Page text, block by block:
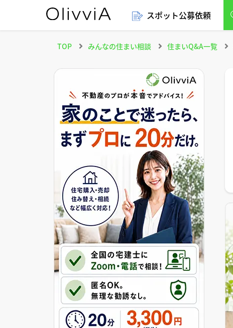
スポット公募依頼
TOP みんなの住まい相談 住まいQ&A一覧